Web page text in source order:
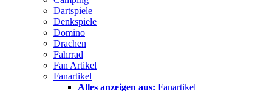
Dartspiele
Denkspiele
Domino
Drachen
Fahrrad
Fan Artikel
Fanartikel
Alles anzeigen aus: Fanartikel